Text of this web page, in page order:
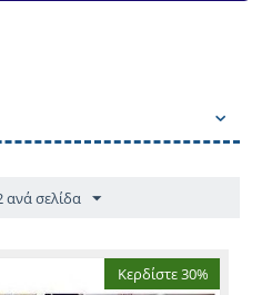
ανά σελίδα
Κερδίστε 30%